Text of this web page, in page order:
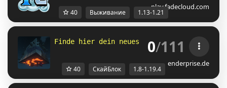
play.fadecloud.com
40 Выживание 1.13-1.21
Finde hier dein neues Zuhause - ۩ 0/111
enderprise.de
40 СкайБлок 1.8-1.19.4